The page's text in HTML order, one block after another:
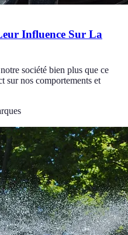
Influence Sur La
société bien plus que ce
sur nos comportements et